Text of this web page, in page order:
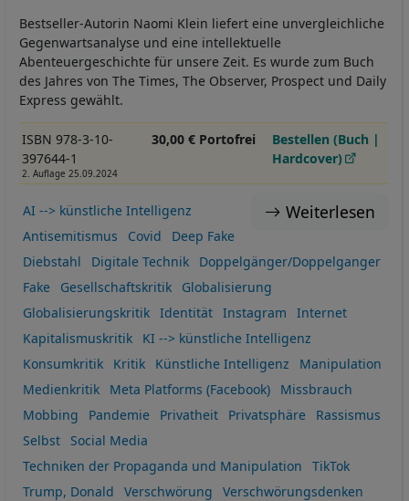
Bestseller-Autorin Naomi Klein liefert eine unvergleichliche
Gegenwartsanalyse und eine intellektuelle
Abenteuergeschichte für unsere Zeit. Es wurde zum Buch
des Jahres von The Times, The Observer, Prospect und Daily
Express gewählt.
ISBN 978-3-10-
397644-1
2. Auflage 25.09.2024
30,00 € Portofrei
Bestellen (Buch |
Hardcover)
Weiterlesen
AI --> künstliche Intelligenz
Antisemitismus
Covid
Deep Fake
Diebstahl
Digitale Technik
Doppelgänger/Doppelganger
Fake
Gesellschaftskritik
Globalisierung
Globalisierungskritik
Identität Instagram
Internet
Kapitalismuskritik
KI --> künstliche Intelligenz
Konsumkritik
Kritik Künstliche Intelligenz
Manipulation
Medienkritik
Meta Platforms (Facebook)
Missbrauch
Mobbing
Pandemie Privatheit Privatsphäre
Rassismus
Selbst
Social Media
Techniken der Propaganda und Manipulation
TikTok
Trump, Donald
Verschwörung
Verschwörungsdenken